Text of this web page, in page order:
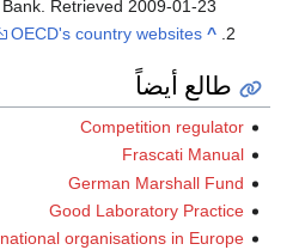
. Retrieved 2009-01-23
^
OECD's country websites
طالع أيضاً
Competition regulator
Frascati Manual
German Marshall Fund
Good Laboratory Practice
organisations in Europe